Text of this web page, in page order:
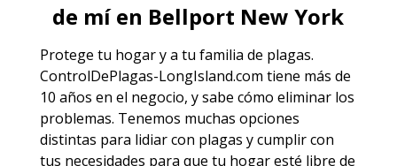
de mí en Bellport New York
Protege tu hogar y a tu familia de plagas.
ControlDePlagas-LongIsland.com tiene más de
10 años en el negocio, y sabe cómo eliminar los
problemas. Tenemos muchas opciones
distintas para lidiar con plagas y cumplir con
tus necesidades para que tu hogar esté libre de